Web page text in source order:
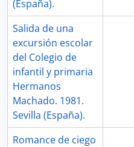
(España).
Salida de una
excursión escolar
del Colegio de
infantil y primaria
Hermanos
Machado. 1981.
Sevilla (España).
Romance de ciego